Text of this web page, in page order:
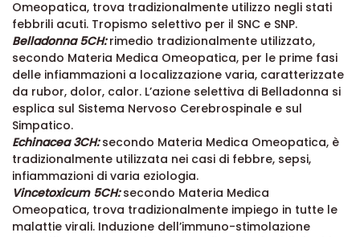
Omeopatica, trova tradizionalmente utilizzo negli stati
febbrili acuti. Tropismo selettivo per il SNC e SNP.
Belladonna 5CH:rimedio tradizionalmente utilizzato,
secondo Materia Medica Omeopatica, per le prime fasi
delle infiammazioni a localizzazione varia, caratterizzate
da rubor, dolor, calor. L’azione selettiva di Belladonna si
esplica sul Sistema Nervoso Cerebrospinale e sul
Simpatico.
Echinacea 3CH:secondo Materia Medica Omeopatica, è
tradizionalmente utilizzata nei casi di febbre, sepsi,
infiammazioni di varia eziologia.
Vincetoxicum 5CH:secondo Materia Medica
Omeopatica, trova tradizionalmente impiego in tutte le
malattie virali. Induzione dell’immuno-stimolazione